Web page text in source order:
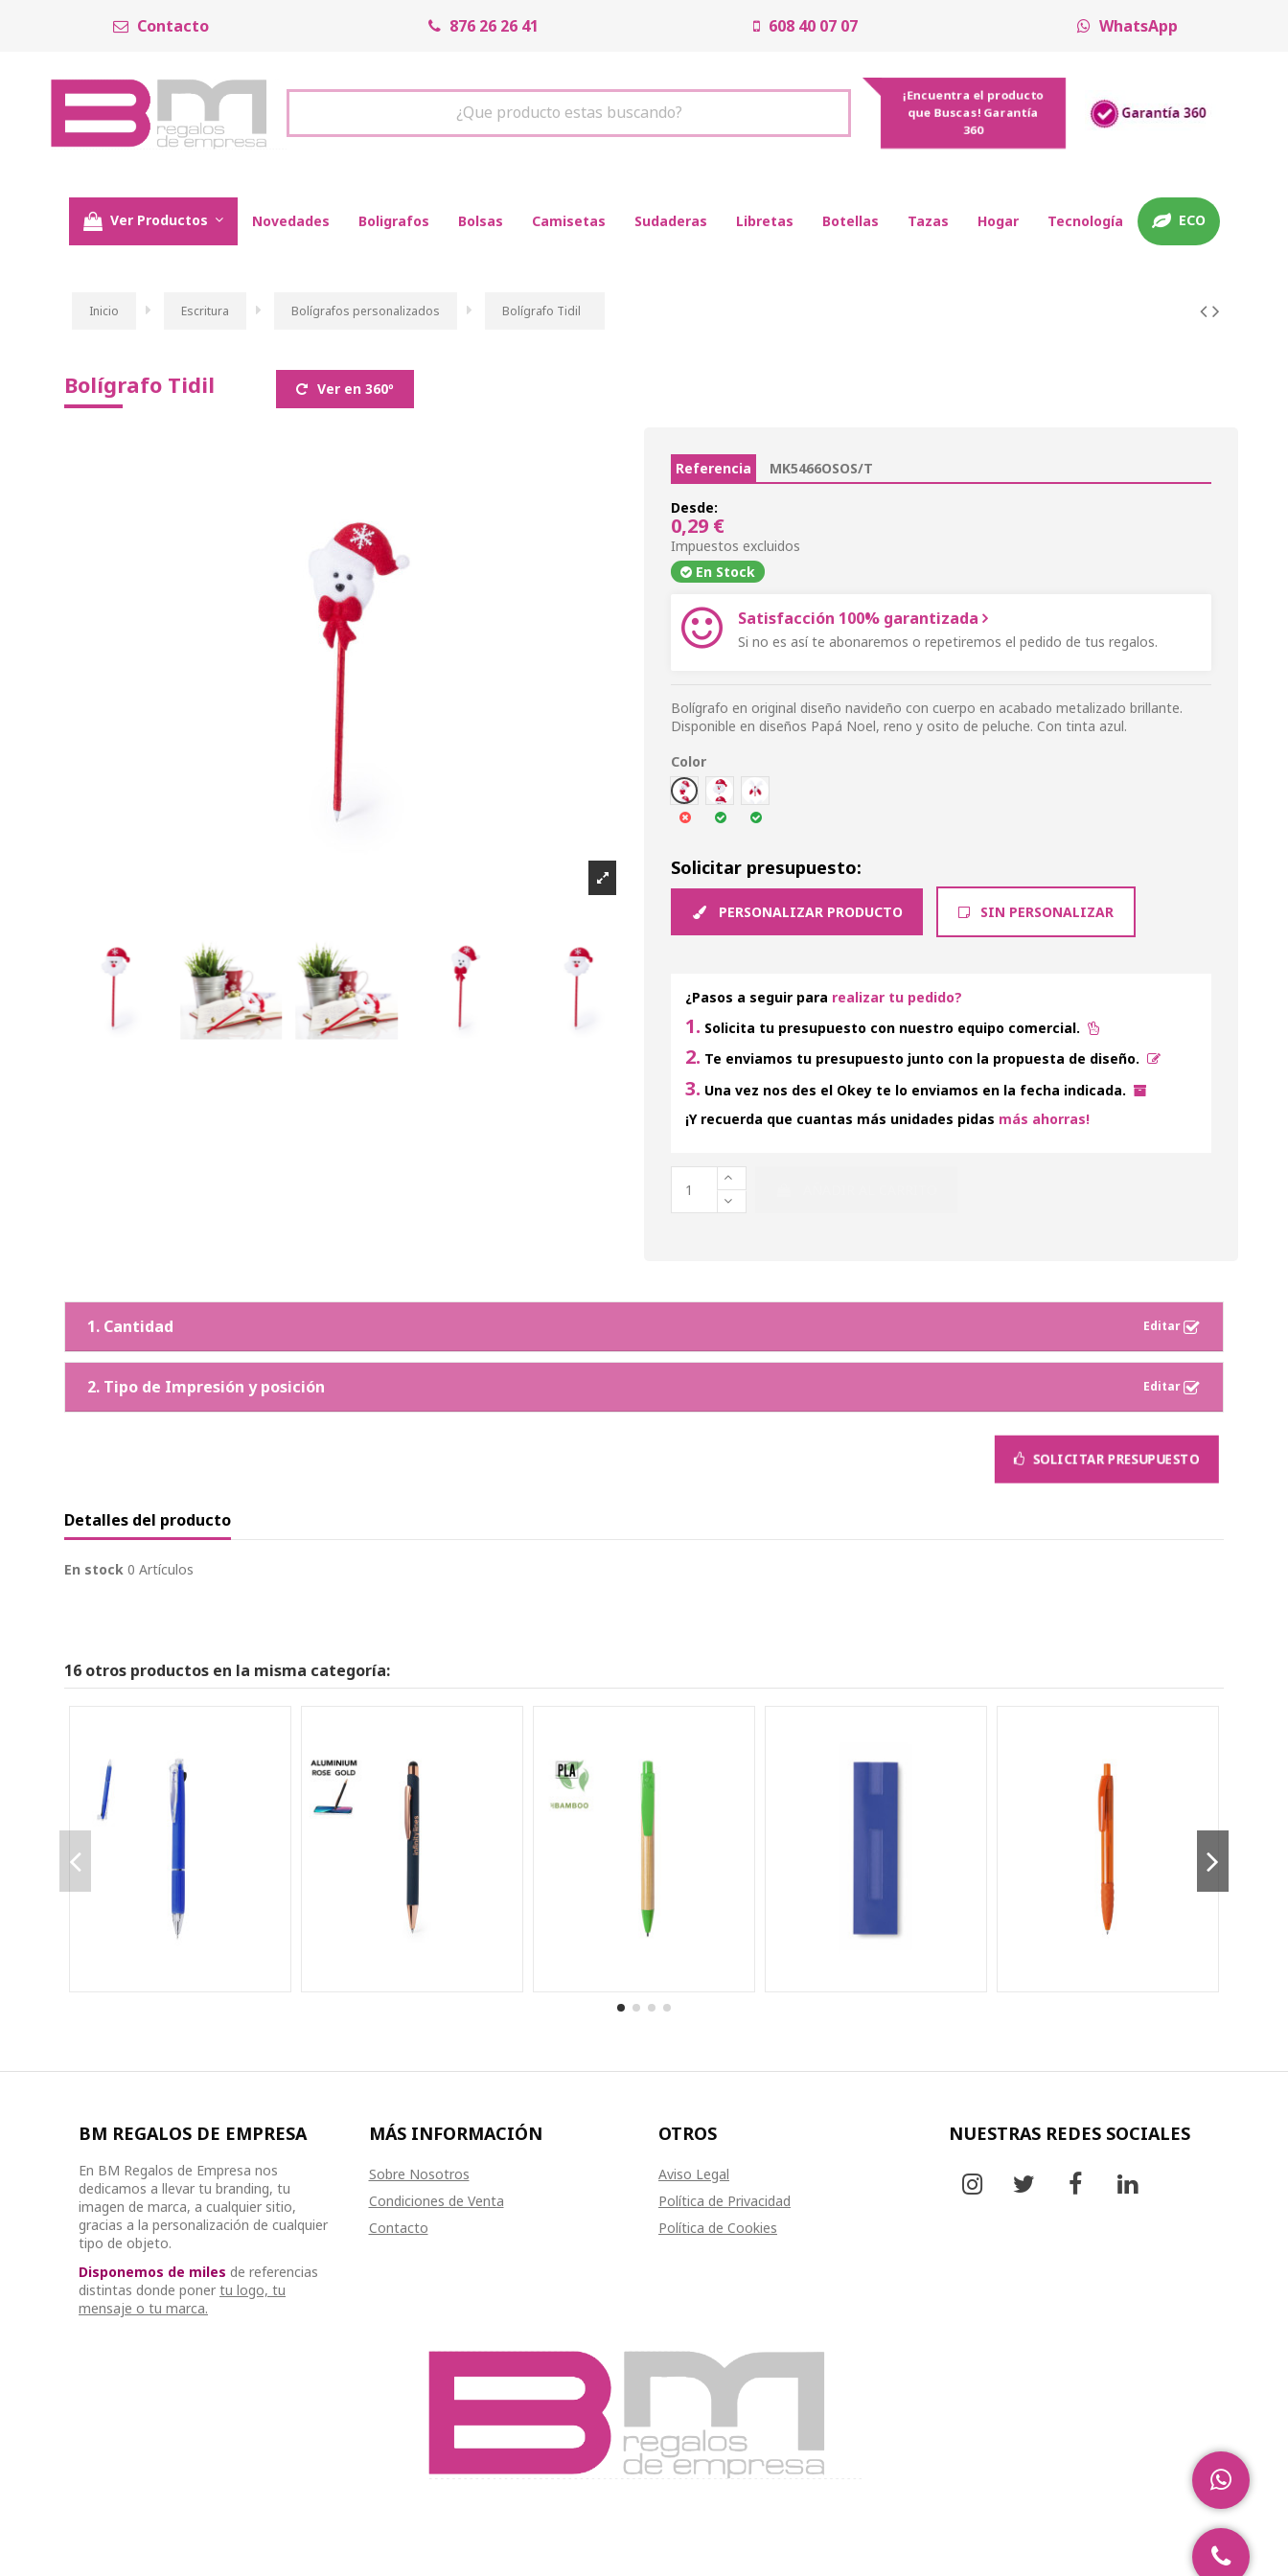
Contacto 876 26 26 41 608 40 07 07 WhatsApp
¿Que producto estas buscando?
¡Encuentra el producto
que Buscas! Garantía
360
Ver Productos Novedades Boligrafos Bolsas Camisetas Sudaderas Libretas Botellas Tazas Hogar Tecnología ECO
Inicio Escritura Bolígrafos personalizados Bolígrafo Tidil
Bolígrafo Tidil Ver en 360º
Referencia MK5466OSOS/T
Desde:
0,29 €
Impuestos excluidos
En Stock
Satisfacción 100% garantizada
Si no es así te abonaremos o repetiremos el pedido de tus regalos.
Bolígrafo en original diseño navideño con cuerpo en acabado metalizado brillante.
Disponible en diseños Papá Noel, reno y osito de peluche. Con tinta azul.
Color
OSO
PAPNRENO
Solicitar presupuesto:
PERSONALIZAR PRODUCTO SIN PERSONALIZAR
¿Pasos a seguir para realizar tu pedido?
1. Solicita tu presupuesto con nuestro equipo comercial.
2. Te enviamos tu presupuesto junto con la propuesta de diseño.
3. Una vez nos des el Okey te lo enviamos en la fecha indicada.
¡Y recuerda que cuantas más unidades pidas más ahorras!
1. Cantidad
2. Tipo de Impresión y posición
SOLICITAR PRESUPUESTO
Detalles del producto
En stock 0 Artículos
16 otros productos en la misma categoría:
BM REGALOS DE EMPRESA
En BM Regalos de Empresa nos
dedicamos a llevar tu branding, tu
imagen de marca, a cualquier sitio,
gracias a la personalización de cualquier
tipo de objeto.
Disponemos de miles de referencias
distintas donde poner tu logo, tu
mensaje o tu marca.
MÁS INFORMACIÓN
Sobre Nosotros
Condiciones de Venta
Contacto
OTROS
Aviso Legal
Política de Privacidad
Política de Cookies
NUESTRAS REDES SOCIALES